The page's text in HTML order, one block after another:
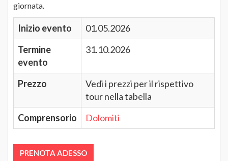
giornata.
Inizio evento
01.05.2026
Termine
evento
31.10.2026
Prezzo
Vedi i prezzi per il rispettivo
tour nella tabella
Comprensorio
Dolomiti
PRENOTA ADESSO